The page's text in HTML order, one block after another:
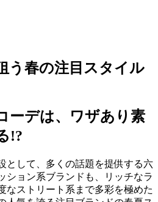
う春の注目スタイル
ーデは、ワザあり素
!?
として、多くの話題を提供する六
ション系ブランドも、リッチなラ
なストリート系まで多彩を極めた